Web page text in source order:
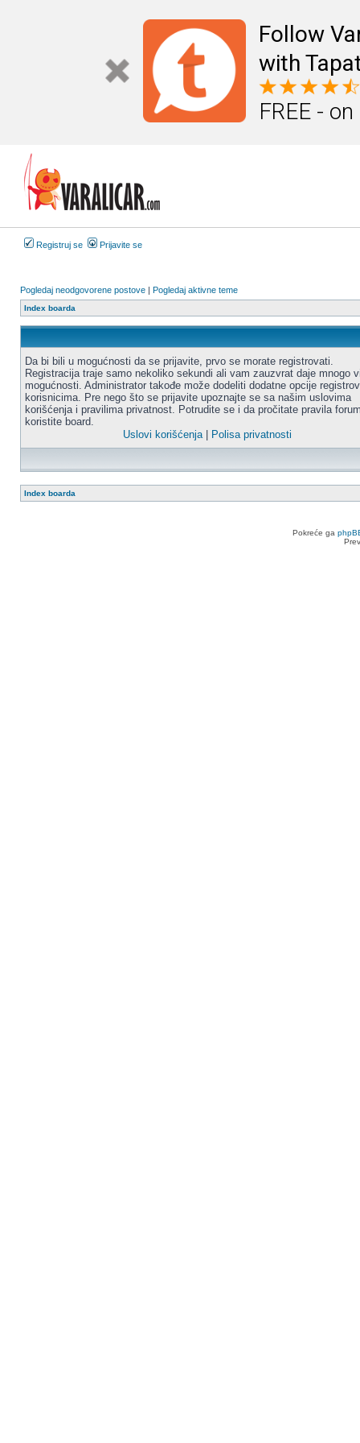
Follow
with
FREE -
Registruj se Prijavite se
Pogledaj neodgovorene postove | Pogledaj aktivne teme
Index boarda
Da bi bili u mogućnosti da se prijavite, prvo se morate registrovati.
Registracija traje samo nekoliko sekundi ali vam zauzvrat daje mnogo
mogućnosti. Administrator takođe može dodeliti dodatne opcije
korisnicima. Pre nego što se prijavite upoznajte se sa našim uslovima
korišćenja i pravilima privatnost. Potrudite se i da pročitate pravila
koristite board.
Uslovi korišćenja| Polisa privatnosti
Index boarda
Pokreće ga